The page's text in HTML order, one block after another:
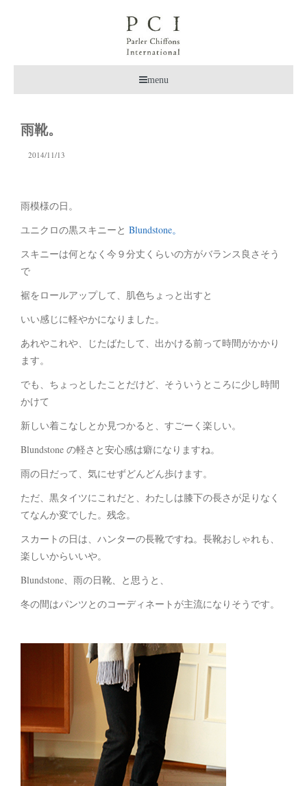
menu
雨靴。
2014/11/13
雨模様の日。
ユニクロの黒スキニーと Blundstone。
スキニーは何となく今９分丈くらいの方がバランス良さそう
で
裾をロールアップして、肌色ちょっと出すと
いい感じに軽やかになりました。
あれやこれや、じたばたして、出かける前って時間がかかり
ます。
でも、ちょっとしたことだけど、そういうところに少し時間
かけて
新しい着こなしとか見つかると、すごーく楽しい。
Blundstone の軽さと安心感は癖になりますね。
雨の日だって、気にせずどんどん歩けます。
ただ、黒タイツにこれだと、わたしは膝下の長さが足りなく
てなんか変でした。残念。
スカートの日は、ハンターの長靴ですね。長靴おしゃれも、
楽しいからいいや。
Blundstone、雨の日靴、と思うと、
冬の間はパンツとのコーディネートが主流になりそうです。